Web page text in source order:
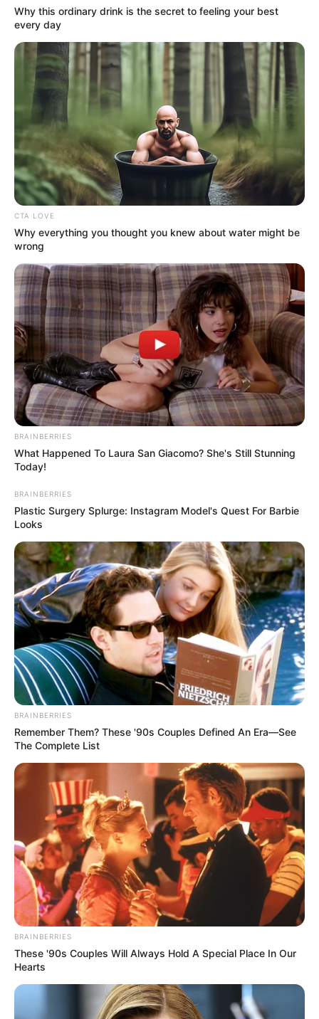
Why this ordinary drink is the secret to feeling your best
every day
CTA LOVE
Why everything you thought you knew about water might be
wrong
BRAINBERRIES
What Happened To Laura San Giacomo? She's Still Stunning
Today!
BRAINBERRIES
Plastic Surgery Splurge: Instagram Model's Quest For Barbie
Looks
BRAINBERRIES
Remember Them? These '90s Couples Defined An Era—See
The Complete List
BRAINBERRIES
These '90s Couples Will Always Hold A Special Place In Our
Hearts